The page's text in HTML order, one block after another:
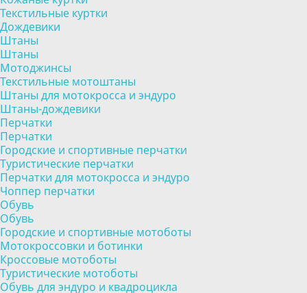
Текстильные куртки
Дождевики
Штаны
Штаны
Мотоджинсы
Текстильные мотоштаны
Штаны для мотокросса и эндуро
Штаны-дождевики
Перчатки
Перчатки
Городские и спортивные перчатки
Туристические перчатки
Перчатки для мотокросса и эндуро
Чоппер перчатки
Обувь
Обувь
Городские и спортивные мотоботы
Мотокроссовки и ботинки
Кроссовые мотоботы
Туристические мотоботы
Обувь для эндуро и квадроцикла